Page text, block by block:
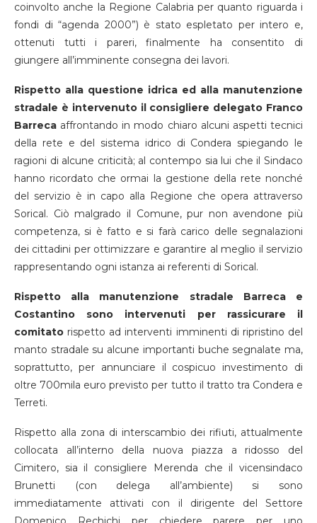
coinvolto anche la Regione Calabria per quanto riguarda i
fondi di “agenda 2000”) è stato espletato per intero e,
ottenuti tutti i pareri, finalmente ha consentito di
giungere all’imminente consegna dei lavori.
Rispetto alla questione idrica ed alla manutenzione
stradale è intervenuto il consigliere delegato Franco
Barreca affrontando in modo chiaro alcuni aspetti tecnici
della rete e del sistema idrico di Condera spiegando le
ragioni di alcune criticità; al contempo sia lui che il Sindaco
hanno ricordato che ormai la gestione della rete nonché
del servizio è in capo alla Regione che opera attraverso
Sorical. Ciò malgrado il Comune, pur non avendone più
competenza, si è fatto e si farà carico delle segnalazioni
dei cittadini per ottimizzare e garantire al meglio il servizio
rappresentando ogni istanza ai referenti di Sorical.
Rispetto alla manutenzione stradale Barreca e
Costantino sono intervenuti per rassicurare il
comitato rispetto ad interventi imminenti di ripristino del
manto stradale su alcune importanti buche segnalate ma,
soprattutto, per annunciare il cospicuo investimento di
oltre 700mila euro previsto per tutto il tratto tra Condera e
Terreti.
Rispetto alla zona di interscambio dei rifiuti, attualmente
collocata all’interno della nuova piazza a ridosso del
Cimitero, sia il consigliere Merenda che il vicensindaco
Brunetti (con delega all’ambiente) si sono
immediatamente attivati con il dirigente del Settore